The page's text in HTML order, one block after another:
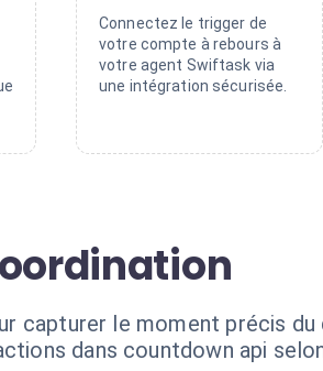
Connectez le trigger de
votre compte à rebours à
votre agent Swiftask via
une intégration sécurisée.
capturer le moment précis du
dans countdown api